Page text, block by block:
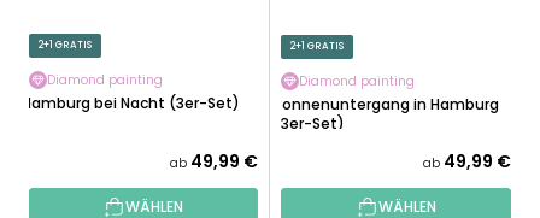
R
U
N
R
O
D
T
2+1 GRATIS
Diamond painting
Hamburg bei Nacht (3er-Set)
ab 49,99 €
WÄHLEN
2+1 GRATIS
Diamond painting
Sonnenuntergang in Hamburg
(3er-Set)
ab 49,99 €
WÄHLEN